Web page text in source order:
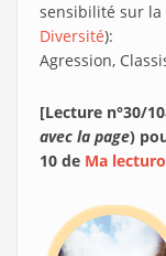
sensibilité sur
Diversité):
Agression,
[Lecture n°30/
avec la page)
10 de Ma